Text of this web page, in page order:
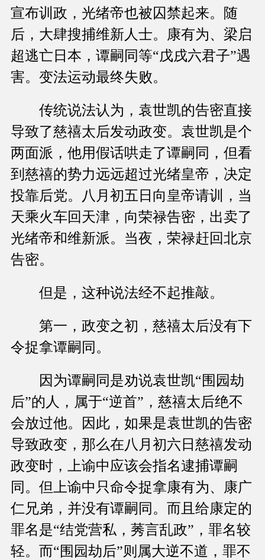
宣布训政，光绪帝也被囚禁起来。随
后，大肆搜捕维新人士。康有为、梁启
超逃亡日本，谭嗣同等“戊戌六君子”遇
害。变法运动最终失败。
传统说法认为，袁世凯的告密直接
导致了慈禧太后发动政变。袁世凯是个
两面派，他用假话哄走了谭嗣同，但看
到慈禧的势力远远超过光绪皇帝，决定
投靠后党。八月初五日向皇帝请训，当
天乘火车回天津，向荣禄告密，出卖了
光绪帝和维新派。当夜，荣禄赶回北京
告密。
但是，这种说法经不起推敲。
第一，政变之初，慈禧太后没有下
令捉拿谭嗣同。
因为谭嗣同是劝说袁世凯“围园劫
后”的人，属于“逆首”，慈禧太后绝不
会放过他。因此，如果是袁世凯的告密
导致政变，那么在八月初六日慈禧发动
政变时，上谕中应该会指名逮捕谭嗣
同。但上谕中只命令捉拿康有为、康广
仁兄弟，并没有谭嗣同。而且给康定的
罪名是“结党营私，莠言乱政”，罪名较
轻。而“围园劫后”则属大逆不道，罪不